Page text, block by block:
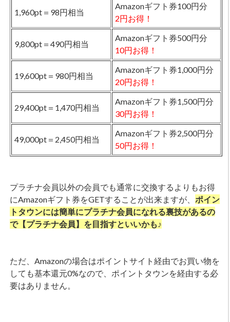
1,960pt＝98円相当
Amazonギフト券100円分
2円お得！
9,800pt＝490円相当
Amazonギフト券500円分
10円お得！
19,600pt＝980円相当
Amazonギフト券1,000円分
20円お得！
29,400pt＝1,470円相当
Amazonギフト券1,500円分
30円お得！
49,000pt＝2,450円相当
Amazonギフト券2,500円分
50円お得！
プラチナ会員以外の会員でも通常に交換するよりもお得
にAmazonギフト券をGETすることが出来ますが、 ポイン
トタウンには簡単にプラチナ会員になれる裏技があるの
で【プラチナ会員】を目指すといいかも♪
ただ、Amazonの場合はポイントサイト経由でお買い物を
しても基本還元0%なので、ポイントタウンを経由する必
要はありません。